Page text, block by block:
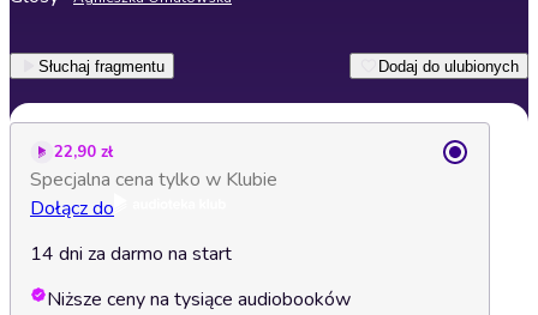
Słuchaj fragmentu Dodaj do ulubionych
22,90 zł
Specjalna cena tylko w Klubie
Dołącz do
14 dni za darmo na start
Niższe ceny na tysiące audiobooków